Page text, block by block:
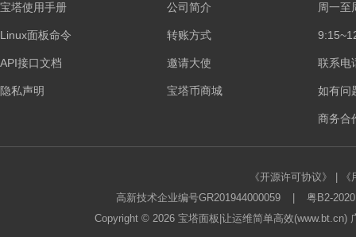
宝塔使用手册
Linux面板命令
API接口文档
隐私声明
公司简介
转账方式
邀请大使
宝塔币商城
周一至
联系电
如有问
商务合
《开源许可协议》
高新技术企业编号GR201944000059
粤B2-
Copyright © 2026 宝塔面板 |让运维简单高效